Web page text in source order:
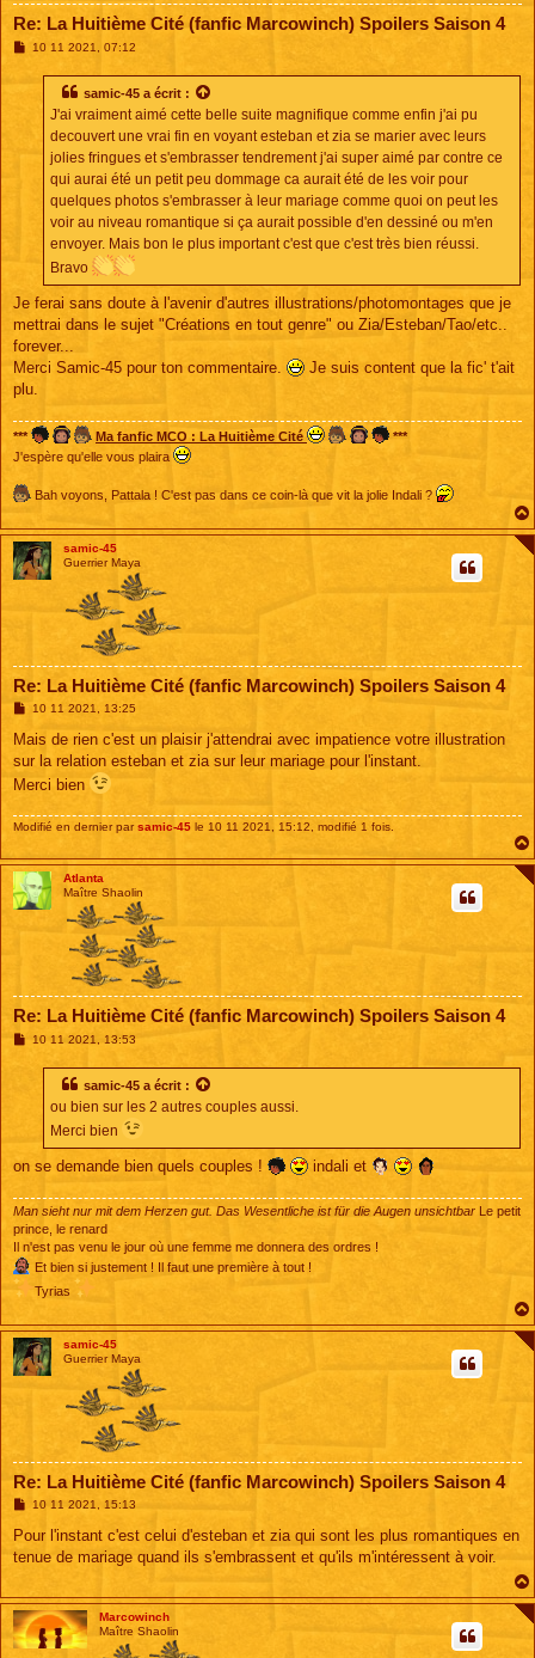
Re: La Huitième Cité (fanfic Marcowinch) Spoilers Saison 4
M10 11 2021, 07:12
samic-45 a écrit :
J'ai vraiment aimé cette belle suite magnifique comme enfin j'ai pu
decouvert une vrai fin en voyant esteban et zia se marier avec leurs
jolies fringues et s'embrasser tendrement j'ai super aimé par contre ce
qui aurai été un petit peu dommage ca aurait été de les voir pour
quelques photos s'embrasser à leur mariage comme quoi on peut les
voir au niveau romantique si ça aurait possible d'en dessiné ou m'en
envoyer. Mais bon le plus important c'est que c'est très bien réussi.
Bravo
Je ferai sans doute à l'avenir d'autres illustrations/photomontages que je
mettrai dans le sujet "Créations en tout genre" ou Zia/Esteban/Tao/etc..
forever...
Merci Samic-45 pour ton commentaire.
Je suis content que la fic' t'ait
plu.
*** Ma fanfic MCO : La Huitième Cité
***
J'espère qu'elle vous plaira
Bah voyons, Pattala ! C'est pas dans ce coin-là que vit la jolie Indali ?
samic-45
Guerrier Maya
Re: La Huitième Cité (fanfic Marcowinch) Spoilers Saison 4
M
s
a
e
10 11 2021, 13:25
Mais de rien c'est un plaisir j'attendrai avec impatience votre illustration
sur la relation esteban et zia sur leur mariage pour l'instant.
Merci bien
Modifié en dernier par samic-45 le 10 11 2021, 15:12, modifié 1 fois.
Atlanta
Maître Shaolin
Re: La Huitième Cité (fanfic Marcowinch) Spoilers Saison 4
M10 11 2021, 13:53
samic-45 a écrit :
ou bien sur les 2 autres couples aussi.
Merci bien
on se demande bien quels couples ! indali et
Man sieht nur mit dem Herzen gut. Das Wesentliche ist für die Augen unsichtbar Le petit
prince, le renard
Il n'est pas venu le jour où une femme me donnera des ordres !
Et bien si justement ! Il faut une première à tout !
Tyrias
samic-45
Guerrier Maya
Re: La Huitième Cité (fanfic Marcowinch) Spoilers Saison 4
M
s
a
10 11 2021, 15:13
Pour l'instant c'est celui d'esteban et zia qui sont les plus romantiques en
tenue de mariage quand ils s'embrassent et qu'ils m'intéressent à voir.
Marcowinch
Maître Shaolin